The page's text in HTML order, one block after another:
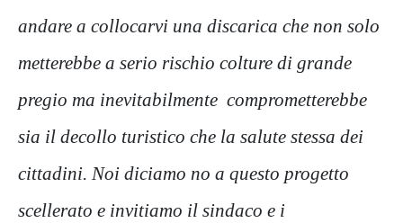
andare a collocarvi una discarica che non solo
metterebbe a serio rischio colture di grande
pregio ma inevitabilmente comprometterebbe
sia il decollo turistico che la salute stessa dei
cittadini. Noi diciamo no a questo progetto
scellerato e invitiamo il sindaco e i